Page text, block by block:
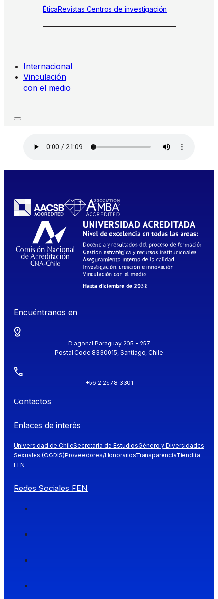
ÉticaRevistas Centros de investigación
Internacional
Vinculación
con el medio
Encuéntranos en
Diagonal Paraguay 205 - 257
Postal Code 8330015, Santiago, Chile
+56 2 2978 3301
Contactos
Enlaces de interés
Universidad de ChileSecretaría de EstudiosGénero y Diversidades
Sexuales (OGDIS)Proveedores/HonorariosTransparenciaTiendita
FEN
Redes Sociales FEN